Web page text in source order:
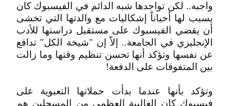
واجبه.. لكن تواجدها شبه الدائم في الفيسبوك كان
يسبب لها أحياناً إشكاليات مع والدتها التي تخشى
أن يقضي الفيسبوك على مستقبل دراستها للأدب
الإنجليزي في الجامعة.. إلاّ إن "شيخة الكل" تدافع
عن نفسها وتؤكد أنها تحسن تنظيم وقتها وما زالت
بين المتفوقات على الدفعة!
وتؤكد بأنها عندما بدأت حملاتها التعبوية على
فيسبوك كان الغالبية العظمى من المسجلين هم